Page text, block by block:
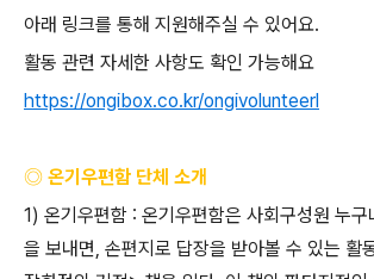
아래 링크를 통해 지원해주실 수 있어요.
활동 관련 자세한 사항도 확인 가능해요
https://ongibox.co.kr/ongivolunteerl
◎ 온기우편함 단체 소개
1) 온기우편함 : 온기우편함은 사회구성원 누구
을 보내면, 손편지로 답장을 받아볼 수 있는 활